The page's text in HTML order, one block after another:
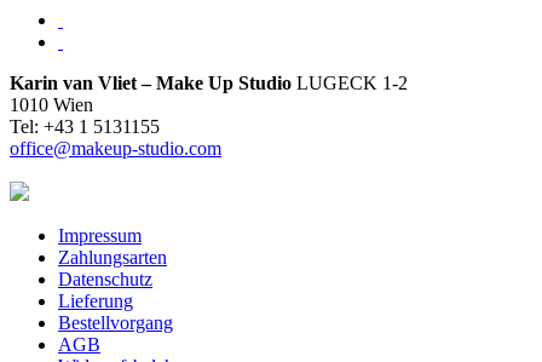
Karin van Vliet – Make Up Studio LUGECK 1-2
1010 Wien
Tel: +43 1 5131155
office@makeup-studio.com
Impressum
Zahlungsarten
Datenschutz
Lieferung
Bestellvorgang
AGB